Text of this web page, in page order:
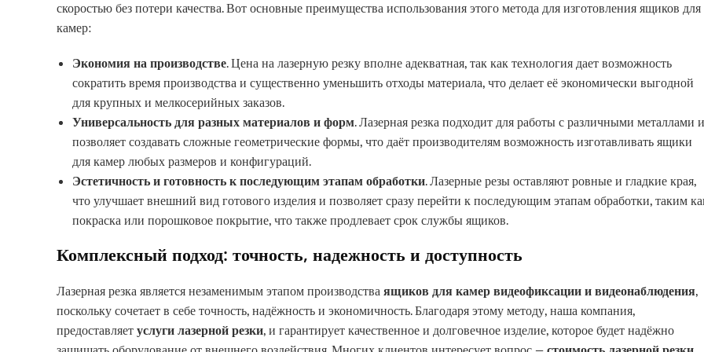
скоростью без потери качества. Вот основные преимущества использования этого метода для изготовления ящиков для
камер:
Экономия на производстве. Цена на лазерную резку вполне адекватная, так как технология дает возможность
сократить время производства и существенно уменьшить отходы материала, что делает её экономически выгодной
для крупных и мелкосерийных заказов.
Универсальность для разных материалов и форм. Лазерная резка подходит для работы с различными металлами и
позволяет создавать сложные геометрические формы, что даёт производителям возможность изготавливать ящики
для камер любых размеров и конфигураций.
Эстетичность и готовность к последующим этапам обработки. Лазерные резы оставляют ровные и гладкие края,
что улучшает внешний вид готового изделия и позволяет сразу перейти к последующим этапам обработки, таким
покраска или порошковое покрытие, что также продлевает срок службы ящиков.
Комплексный подход: точность, надежность и доступность
Лазерная резка является незаменимым этапом производства ящиков для камер видеофиксации и видеонаблюдения,
поскольку сочетает в себе точность, надёжность и экономичность. Благодаря этому методу, наша компания,
предоставляет услуги лазерной резки, и гарантирует качественное и долговечное изделие, которое будет надёжно